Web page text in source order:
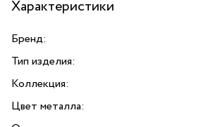
Характеристики
Бренд:
Тип изделия:
Коллекция:
Цвет металла: